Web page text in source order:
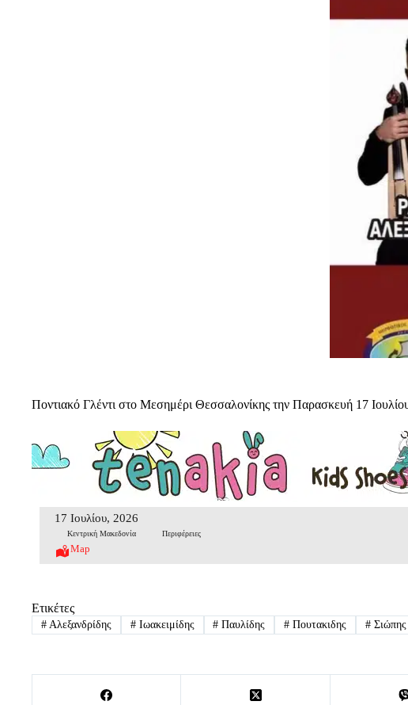
Ποντιακό Γλέντι στο Μεσημέρι Θεσσαλονίκης την Παρασκευή 17
17 Ιουλίου, 2026
Κεντρική Μακεδονία Περιφέρειες
Map
Ετικέτες
#Αλεξανδρίδης #Ιωακειμίδης # Παυλίδης # Πουτακιδης # Σιώπης